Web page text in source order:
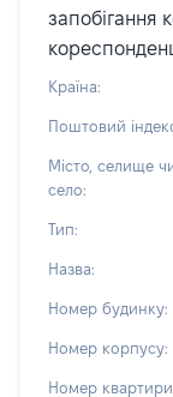
запобігання
Країна:
Поштовий
Місто, селище
село:
Тип:
Назва:
Номер будинку:
Номер корпусу:
Номер